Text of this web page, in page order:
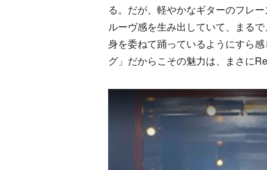
る。だが、軽やかなギターのフレ
ルーヴ感を生み出していて、まる
身を委ねて踊っているようにすら
グ」だからこその魅力は、まさに